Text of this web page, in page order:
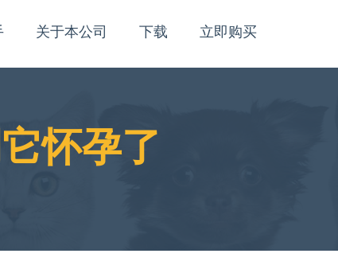
关于本公司 下载 立即购买
怀孕了